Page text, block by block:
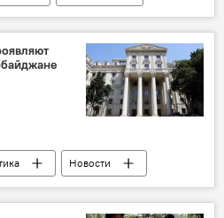
Алиева
Ален Берец
Новости
Глава пресс-службы МИД Азербайджана Хикмет Гаджиев